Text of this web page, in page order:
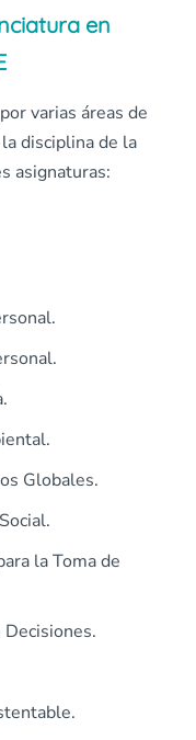
en
varias áreas de
disciplina de la
asignaturas:
Globales.
la Toma de
Decisiones.